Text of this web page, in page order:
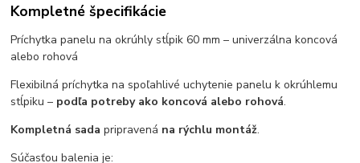
Kompletné špecifikácie
Príchytka panelu na okrúhly stĺpik 60 mm – univerzálna koncová
alebo rohová
Flexibilná príchytka na spoľahlivé uchytenie panelu k okrúhlemu
stĺpiku – podľa potreby ako koncová alebo rohová.
Kompletná sada pripravená na rýchlu montáž.
Súčasťou balenia je: